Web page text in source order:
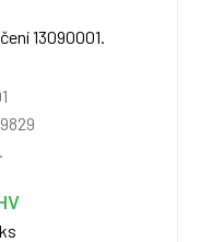
13090001.
ks